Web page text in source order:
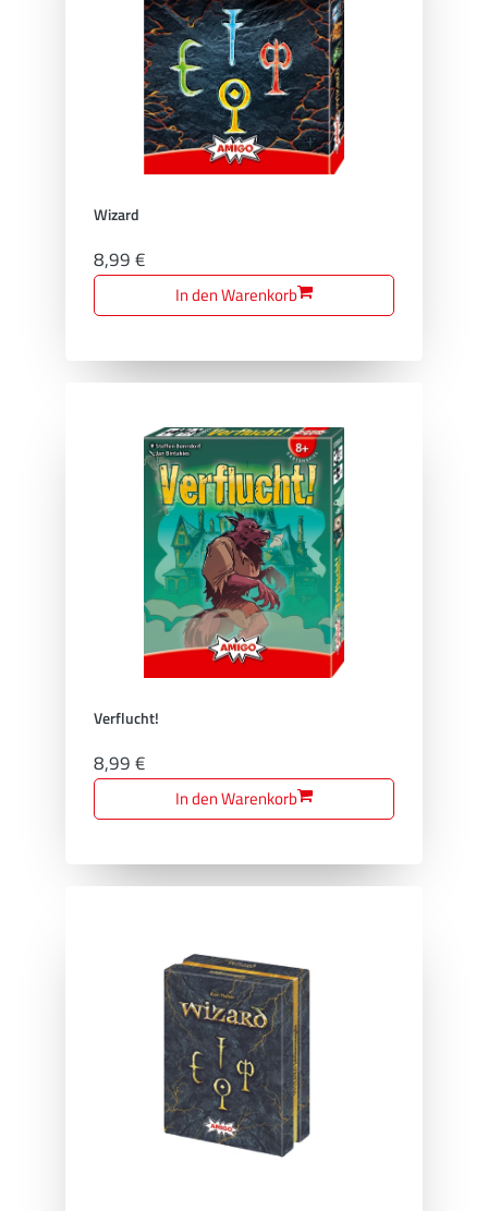
Wizard
8,99 €
In den Warenkorb
Verflucht!
8,99 €
In den Warenkorb